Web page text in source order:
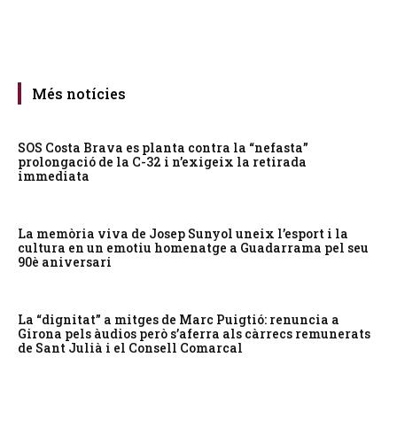
Més notícies
SOS Costa Brava es planta contra la “nefasta”
prolongació de la C-32 i n’exigeix la retirada
immediata
La memòria viva de Josep Sunyol uneix l’esport i la
cultura en un emotiu homenatge a Guadarrama pel seu
90è aniversari
La “dignitat” a mitges de Marc Puigtió: renuncia a
Girona pels àudios però s’aferra als càrrecs remunerats
de Sant Julià i el Consell Comarcal